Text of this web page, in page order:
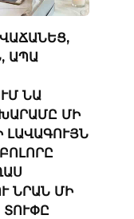
ԱՊԱ
ՆԱ
ՄԻ
ԼԱՎԱԳՈՒՅՆ
ՆՐԱՆ ՄԻ
ՏՈՒՓԸ